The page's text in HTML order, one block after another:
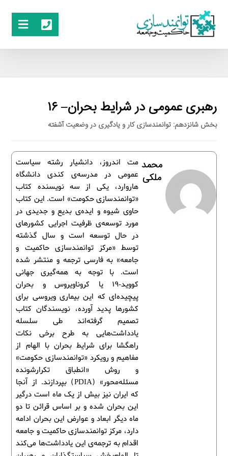
رهبری عمومی در شرایط بحران– ۱۶
بخش شانزدهم: توانمندسازی کار و یادگیری در وضعیت آشفته
مت اندروز، دانشیار رشته سیاست
عمومی در مدرسه‌ی کندی دانشگاه
هاروارد، یکی از سه نویسنده کتاب
«توانمندسازی حکومت» است. این کتاب
حاوی شیوه و ایده‌ی بدیع و جدیدی در
مورد توسعه‌ی ظرفیت اجرایی کشورهای
در حال توسعه است و سال گذشته
توسط «مرکز توانمندسازی حاکمیت و
جامعه» به فارسی ترجمه و منتشر شده
است. با توجه به همه‌گیری جهانی
کووید-19 یا کروناویروس و بحران
پیچیده‌ای که این بیماری ویروسی برای
کشورها پدید آورده، نویسندگان کتاب
تصمیم گرفته‌اند طی سلسله
یادداشت‌هایی به طرح برخی نکات
راهگشا برای شرایط بحران با الهام از
مفاهیم و رویکرد «توانمندسازی حکومت»
و روش «انطباق تکرارشونده
مسئله‌محور» (PDIA) بپردازند. از آنجا
که ایران نیز بیش از یک ماه است درگیر
این بحران شده و بر اساس قرائن تا دو
ماه دیگر ابعاد و عوارض این بحران ادامه
دارد، مرکز توانمندسازی حاکمیت و جامعه
اقدام به ترجمه‌ی این یادداشت‌ها می‌کند
محمد
ملکی